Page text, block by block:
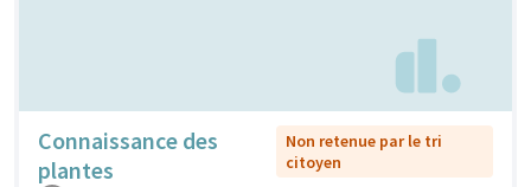
Connaissance des
plantes
Non retenue par le tri
citoyen